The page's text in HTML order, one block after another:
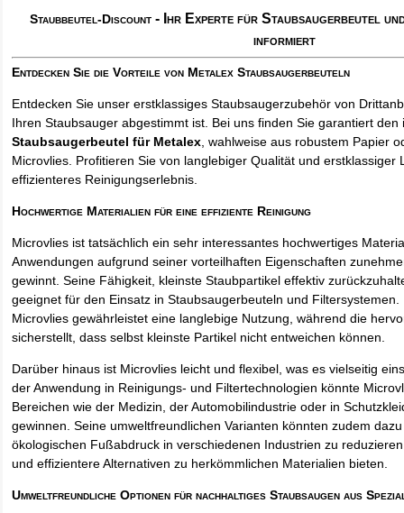
Staubbeutel-Discount - Ihr Experte für Staubsaugerbeutel
informiert
Entdecken Sie die Vorteile von Metalex Staubsaugerbeuteln
Entdecken Sie unser erstklassiges Staubsaugerzubehör von
Ihren Staubsauger abgestimmt ist. Bei uns finden Sie garantiert den
Staubsaugerbeutel für Metalex, wahlweise aus robustem Papier
Microvlies. Profitieren Sie von langlebiger Qualität und erstklassiger
effizienteres Reinigungserlebnis.
Hochwertige Materialien für eine effiziente Reinigung
Microvlies ist tatsächlich ein sehr interessantes hochwertiges
Anwendungen aufgrund seiner vorteilhaften Eigenschaften
gewinnt. Seine Fähigkeit, kleinste Staubpartikel effektiv
geeignet für den Einsatz in Staubsaugerbeuteln und
Microvlies gewährleistet eine langlebige Nutzung, während die
sicherstellt, dass selbst kleinste Partikel nicht entweichen können.
Darüber hinaus ist Microvlies leicht und flexibel, was es vielseitig
der Anwendung in Reinigungs- und Filtertechnologien könnte
Bereichen wie der Medizin, der Automobilindustrie oder in
gewinnen. Seine umweltfreundlichen Varianten könnten zudem
ökologischen Fußabdruck in verschiedenen Industrien zu
und effizientere Alternativen zu herkömmlichen Materialien bieten.
Umweltfreundliche Optionen für nachhaltiges Staubsaugen aus